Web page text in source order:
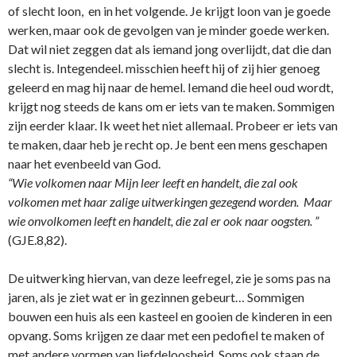
of slecht loon, en in het volgende. Je krijgt loon van je goede
werken, maar ook de gevolgen van je minder goede werken.
Dat wil niet zeggen dat als iemand jong overlijdt, dat die dan
slecht is. Integendeel. misschien heeft hij of zij hier genoeg
geleerd en mag hij naar de hemel. Iemand die heel oud wordt,
krijgt nog steeds de kans om er iets van te maken. Sommigen
zijn eerder klaar. Ik weet het niet allemaal. Probeer er iets van
te maken, daar heb je recht op. Je bent een mens geschapen
naar het evenbeeld van God.
“Wie volkomen naar Mijn leer leeft en handelt, die zal ook
volkomen met haar zalige uitwerkingen gezegend worden. Maar
wie o­nvolkomen leeft en handelt, die zal er ook naar oogsten. ”
(GJE.8,82).
De uitwerking hiervan, van deze leefregel, zie je soms pas na
jaren, als je ziet wat er in gezinnen gebeurt… Sommigen
bouwen een huis als een kasteel en gooien de kinderen in een
opvang. Soms krijgen ze daar met een pedofiel te maken of